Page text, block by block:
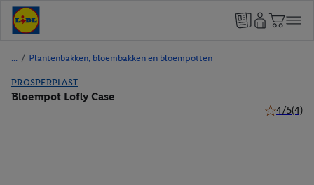
/ Plantenbakken, bloembakken en bloempotten
PROSPERPLAST
Bloempot Lofly Case
4/5(4)